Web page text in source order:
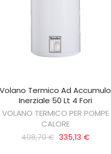
AGGIUNGI AL CARRELLO
Volano Termico Ad Accumulo
Inerziale 50 Lt 4 Fori
VOLANO TERMICO PER POMPE
CALORE
408,70 € 335,13 €